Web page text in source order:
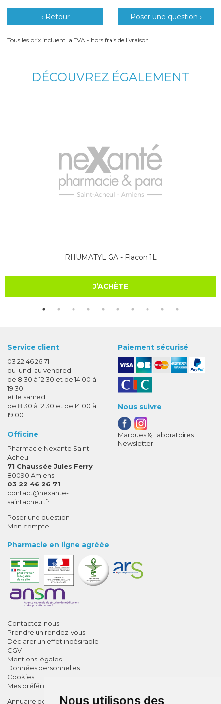
Nous utilisons des
‹ Retour Poser une question ›
Tous les prix incluent la TVA - hors frais de livraison.
DÉCOUVREZ ÉGALEMENT
RHUMATYL GA - Flacon 1L
J’ACHÈTE
Service client
03 22 46 26 71
du lundi au vendredi
de 8:30 à 12:30 et de 14:00 à
19:30
et le samedi
de 8:30 à 12:30 et de 14:00 à
19:00
Officine
Pharmacie Nexante Saint-
Acheul
71 Chaussée Jules Ferry
80090 Amiens
03 22 46 26 71
contact-
@-
nexante-
saintacheul.fr
Poser une question
Mon compte
Paiement sécurisé
Nous suivre
Marques & Laboratoires
Newsletter
Pharmacie en ligne agréée
Contactez-nous
Prendre un rendez-vous
Déclarer un effet indésirable
CGV
Mentions légales
Données personnelles
Cookies
Mes préférences Cookies
Annuaire des pharmacies